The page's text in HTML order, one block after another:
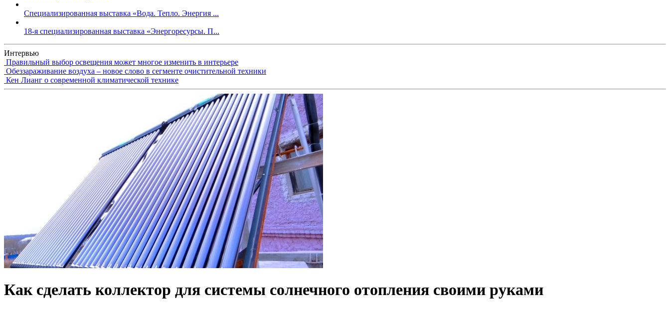
Специализированная выставка «Вода. Тепло. Энергия ...
18-я специализированная выставка «Энергоресурсы. П...
Интервью
Правильный выбор освещения может многое изменить в интерьере
Обеззараживание воздуха – новое слово в сегменте очистительной техники
Кен Лианг о современной климатической технике
Как сделать коллектор для системы солнечного отопления своими руками